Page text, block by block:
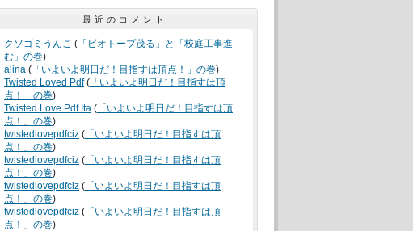
最近のコメント
クソゴミうんこ ( 「ビオトープ茂る」と「校庭工事進
む」の巻)
alina ( 「いよいよ明日だ！目指すは頂点！」の巻)
Twisted Loved Pdf( 「いよいよ明日だ！目指すは頂
点！」の巻)
Twisted Love Pdf Ita ( 「いよいよ明日だ！目指すは頂
点！」の巻)
twistedlovepdfciz ( 「いよいよ明日だ！目指すは頂
点！」の巻)
twistedlovepdfciz ( 「いよいよ明日だ！目指すは頂
点！」の巻)
twistedlovepdfciz ( 「いよいよ明日だ！目指すは頂
点！」の巻)
twistedlovepdfciz ( 「いよいよ明日だ！目指すは頂
点！」の巻)